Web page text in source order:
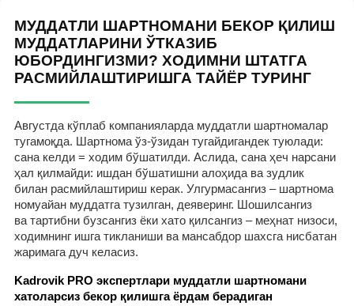
МУДДАТЛИ ШАРТНОМАНИ БЕКОР ҚИЛИШ
МУДДАТЛАРИНИ ЎТКАЗИБ
ЮБОРДИНГИЗМИ? ХОДИМНИ ШТАТГА
РАСМИЙЛАШТИРИШГА ТАЙЁР ТУРИНГ
Августда кўплаб компанияларда муддатли шартномалар
тугамоқда. Шартнома ўз-ўзидан тугайдигандек туюлади:
сана келди = ходим бўшатилди. Аслида, сана ҳеч нарсани
ҳал қилмайди: ишдан бўшатишни алоҳида ва зудлик
билан расмийлаштириш керак. Улгурмасангиз – шартнома
номуайан муддатга тузилган, деяверинг. Шошилсангиз
ва тартибни бузсангиз ёки хато қилсангиз – меҳнат низоси,
ходимнинг ишга тикланиши ва мансабдор шахсга нисбатан
жаримага дуч келасиз.
Kadrovik PRO экспертлари муддатли шартномани
хатоларсиз бекор қилишга ёрдам берадиган